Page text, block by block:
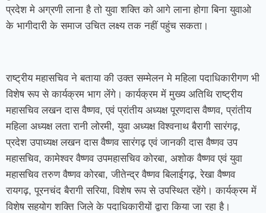
प्रदेश मे अग्रणी लाना है तो युवा शक्ति को आगे लाना होगा बिना युवाओ
के भागीदारी के समाज उचित लक्ष्य तक नहीं पहुंच सकता।
राष्ट्रीय महासचिव ने बताया की उक्त सम्मेलन मे महिला पदाधिकारीगण भी
विशेष रूप से कार्यक्रम भाग लेंगे। कार्यक्रम में मुख्य अतिथि राष्ट्रीय
महासचिव लखन दास वैष्णव, एवं प्रांतीय अध्यक्ष पूरणदास वैष्णव, प्रांतीय
महिला अध्यक्ष लता रानी लोरमी, युवा अध्यक्ष विश्वनाथ बैरागी सारंगढ़,
प्रदेश उपाध्यक्ष लखन दास वैष्णव सारंगढ़ एवं जानकी दास वैष्णव उप
महासचिव, कामेश्वर वैष्णव उपमहासचिव कोरबा, अशोक वैष्णव एवं युवा
महासचिव तरुण वैष्णव कोरबा, जीतेन्द्र वैष्णव बिलाईगढ़, रेखा वैष्णव
रायगढ़, पूरनचंद बैरागी सरिया, विशेष रूप से उपस्थित रहेंगे। कार्यक्रम में
विशेष सहयोग शक्ति जिले के पदाधिकारीयों द्वारा किया जा रहा है।